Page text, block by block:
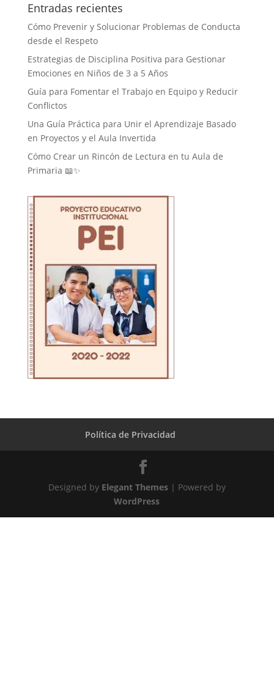
Entradas recientes
Cómo Prevenir y Solucionar Problemas de Conducta
desde el Respeto
Estrategias de Disciplina Positiva para Gestionar
Emociones en Niños de 3 a 5 Años
Guía para Fomentar el Trabajo en Equipo y Reducir
Conflictos
Una Guía Práctica para Unir el Aprendizaje Basado
en Proyectos y el Aula Invertida
Cómo Crear un Rincón de Lectura en tu Aula de
Primaria 📖✨
Política de Privacidad
Designed by Elegant Themes| Powered by
WordPress